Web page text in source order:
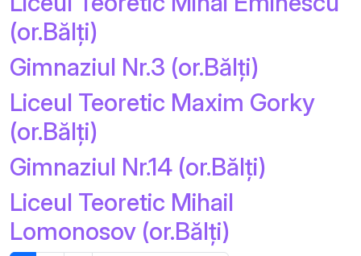
(or.Bălți)
Gimnaziul Nr.3 (or.Bălți)
Liceul Teoretic Maxim Gorky
(or.Bălți)
Gimnaziul Nr.14 (or.Bălți)
Liceul Teoretic Mihail
Lomonosov (or.Bălți)